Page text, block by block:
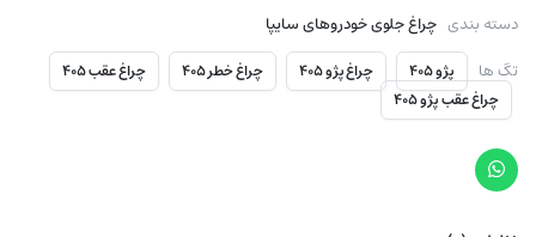
دسته بندی چراغ جلوی خودروهای سایپا
تگ ها
پژو ۴۰۵ چراغ پژو ۴۰۵ چراغ خطر ۴۰۵
چراغ عقب ۴۰۵
چراغ عقب پژو ۴۰۵